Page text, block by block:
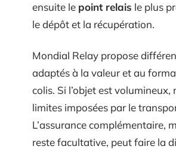
ensuite le point relais le plus
le dépôt et la récupération.
Mondial Relay propose
adaptés à la valeur et au
colis. Si l’objet est volumineux,
limites imposées par le
L’assurance complémentaire,
reste facultative, peut faire la